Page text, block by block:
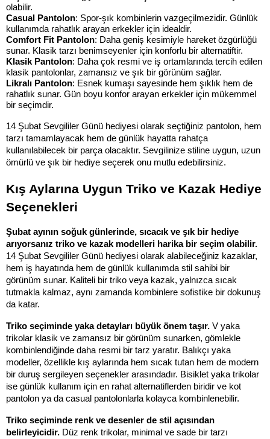
olabilir.
Casual Pantolon: Spor-şık kombinlerin vazgeçilmezidir. Günlük
kullanımda rahatlık arayan erkekler için idealdir.
Comfort Fit Pantolon: Daha geniş kesimiyle hareket özgürlüğü
sunar. Klasik tarzı benimseyenler için konforlu bir alternatiftir.
Klasik Pantolon: Daha çok resmi ve iş ortamlarında tercih edilen
klasik pantolonlar, zamansız ve şık bir görünüm sağlar.
Likralı Pantolon: Esnek kumaşı sayesinde hem şıklık hem de
rahatlık sunar. Gün boyu konfor arayan erkekler için mükemmel
bir seçimdir.
14 Şubat Sevgililer Günü hediyesi olarak seçtiğiniz pantolon, hem
tarzı tamamlayacak hem de günlük hayatta rahatça
kullanılabilecek bir parça olacaktır. Sevgilinize stiline uygun, uzun
ömürlü ve şık bir hediye seçerek onu mutlu edebilirsiniz.
Kış Aylarına Uygun Triko ve Kazak Hediye
Seçenekleri
Şubat ayının soğuk günlerinde, sıcacık ve şık bir hediye
arıyorsanız triko ve kazak modelleri harika bir seçim olabilir.
14 Şubat Sevgililer Günü hediyesi olarak alabileceğiniz kazaklar,
hem iş hayatında hem de günlük kullanımda stil sahibi bir
görünüm sunar. Kaliteli bir triko veya kazak, yalnızca sıcak
tutmakla kalmaz, aynı zamanda kombinlere sofistike bir dokunuş
da katar.
Triko seçiminde yaka detayları büyük önem taşır. V yaka
trikolar klasik ve zamansız bir görünüm sunarken, gömlekle
kombinlendiğinde daha resmi bir tarz yaratır. Balıkçı yaka
modeller, özellikle kış aylarında hem sıcak tutan hem de modern
bir duruş sergileyen seçenekler arasındadır. Bisiklet yaka trikolar
ise günlük kullanım için en rahat alternatiflerden biridir ve kot
pantolon ya da casual pantolonlarla kolayca kombinlenebilir.
Triko seçiminde renk ve desenler de stil açısından
belirleyicidir. Düz renk trikolar, minimal ve sade bir tarzı